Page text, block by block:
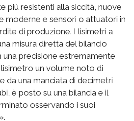
più resistenti alla siccità, nuove
moderne e sensori o attuatori in
di produzione. I lisimetri a
misura diretta del bilancio
precisione estremamente
un volume noto di
da una manciata di decimetri
è posto su una bilancia e il
osservando i suoi